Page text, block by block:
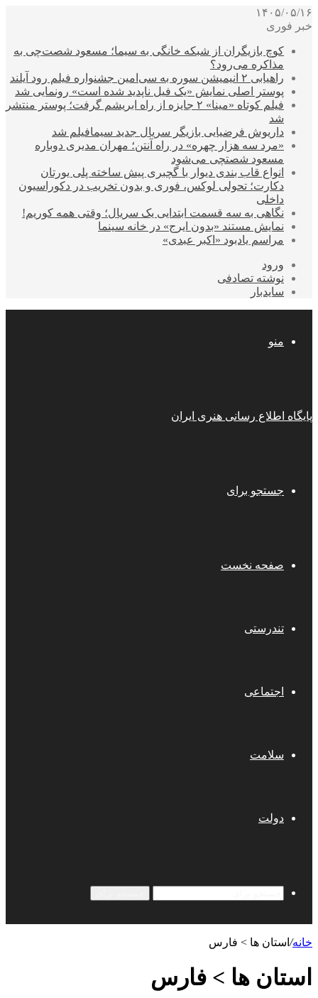
۱۴۰۵/۰۵/۱۶
خبر فوری
کوچ بازیگران از شبکه خانگی به سیما؛ مسعود شصت‌چی به
مذاکره می‌رود؟
راهیابی ۲ انیمیشن سوره به سی‌امین جشنواره فیلم رود آیلند
پوستر اصلی نمایش «یک فیل ناپدید شده است» رونمایی شد
فیلم کوتاه «مینا» ۲ جایزه از راه ابریشم گرفت؛ پوستر منتشر
شد
داریوش فرضیایی بازیگر سریال جدید سیمافیلم شد
«مرد سه هزار چهره» در راه آنتن؛ مهران مدیری دوباره
مسعود شصتچی می‌شود
انواع قاب بندی دیوار با گچبری پیش ساخته پلی یورتان
دکارت؛ تحولی لوکس، فوری و بدون تخریب در دکوراسیون
داخلی
نگاهی به سه قسمت ابتدایی یک سریال؛ وقتی همه کوریم!
نمایش مستند «بدون ایرج» در خانه سینما
مراسم یادبود «اکبر عبدی»
ورود
نوشته تصادفی
سایدبار
منو
پایگاه اطلاع رسانی هنری ایران
جستجو برای
صفحه نخست
تندرستی
اجتماعی
سلامت
دولت
خانه/ استان ها > فارس
استان ها > فارس